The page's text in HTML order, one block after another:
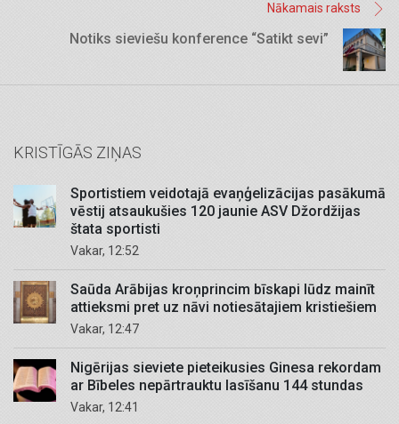
Nākamais raksts
Notiks sieviešu konference “Satikt sevi”
KRISTĪGĀS ZIŅAS
Sportistiem veidotajā evaņģelizācijas pasākumā
vēstij atsaukušies 120 jaunie ASV Džordžijas
štata sportisti
Vakar, 12:52
Saūda Arābijas kroņprincim bīskapi lūdz mainīt
attieksmi pret uz nāvi notiesātajiem kristiešiem
Vakar, 12:47
Nigērijas sieviete pieteikusies Ginesa rekordam
ar Bībeles nepārtrauktu lasīšanu 144 stundas
Vakar, 12:41